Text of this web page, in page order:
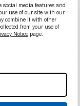
social media features and
use of our site with our
combine it with other
from your use of
Notice page.
zu einem